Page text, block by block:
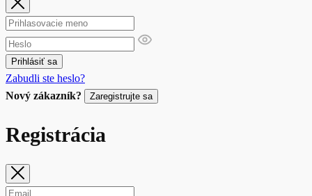
Prihlásiť sa
Zabudli ste heslo?
Nový zákazník?
Zaregistrujte sa
Registrácia